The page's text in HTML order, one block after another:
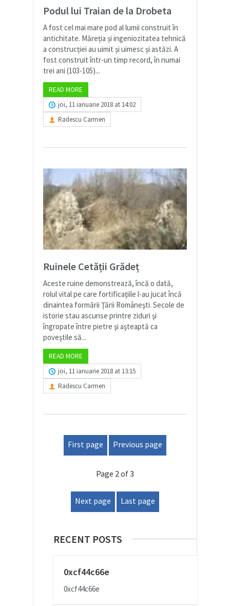
Podul lui Traian de la Drobeta
A fost cel mai mare pod al lumii construit în
antichitate. Măreția și ingeniozitatea tehnică
a construcției au uimit și uimesc și astăzi. A
fost construit într-un timp record, în numai
trei ani (103-105)...
READ MORE
joi, 11 ianuarie 2018 at 14:02
Radescu Carmen
Ruinele Cetății Grădeț
Aceste ruine demonstrează, încă o dată,
rolul vital pe care fortificaţiile l-au jucat încă
dinaintea formării Ţării Româneşti. Secole de
istorie stau ascunse printre ziduri şi
îngropate între pietre şi aşteaptă ca
poveştile să...
READ MORE
joi, 11 ianuarie 2018 at 13:15
Radescu Carmen
First page Previous page
Page 2 of 3
Next page Last page
RECENT POSTS
0xcf44c66e
0xcf44c66e